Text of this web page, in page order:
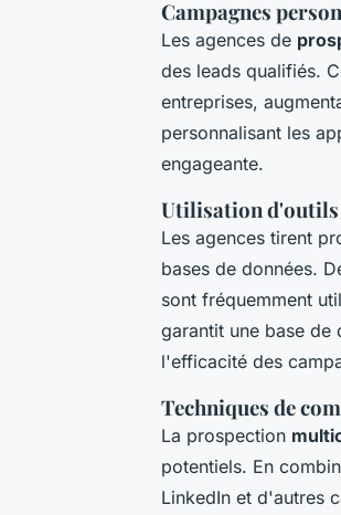
Campagnes
Les agences de
des leads qualifiés.
entreprises,
personnalisant les
engageante.
Utilisation d'outils
Les agences tirent
bases de données.
sont fréquemment
garantit une base de
l'efficacité des
Techniques de
La prospection
potentiels. En
LinkedIn et d'autres